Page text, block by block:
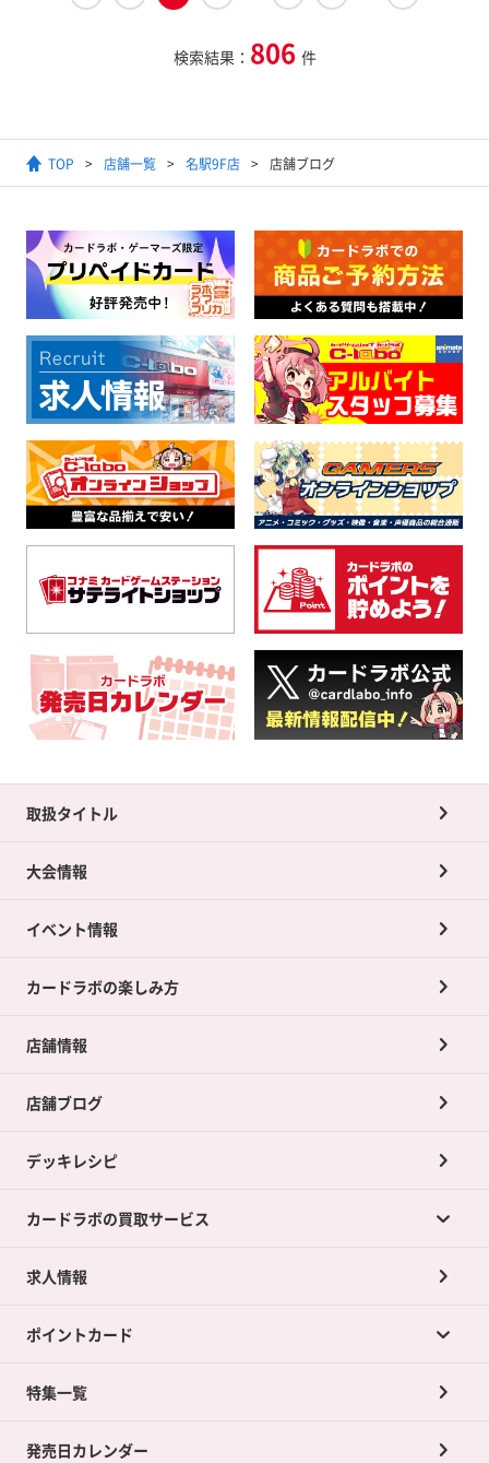
検索結果： 806 件
TOP 店舗一覧 名駅9F店 店舗ブログ
取扱タイトル
大会情報
イベント情報
カードラボの楽しみ方
店舗情報
店舗ブログ
デッキレシピ
カードラボの買取サービス
カードラボの買取サービスTOP
店舗買取について
ネット買取について
買取承諾書について
求人情報
ポイントカード
ポイントカードTOP
ポイント交換景品
特集一覧
発売日カレンダー